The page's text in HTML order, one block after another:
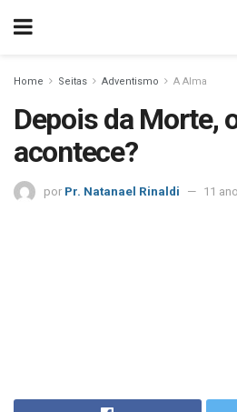
Home Seitas Adventismo A Alma
Depois da Morte,
acontece?
por Pr. Natanael Rinaldi 11